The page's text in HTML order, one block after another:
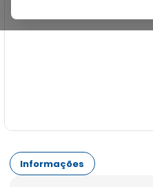
Informações